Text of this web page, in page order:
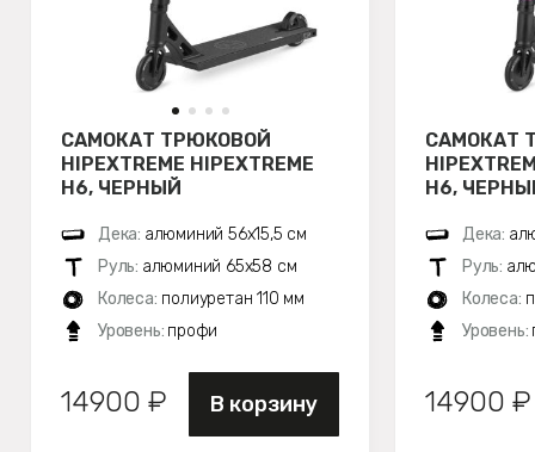
САМОКАТ ТРЮКОВОЙ
HIPEXTREME HIPEXTREME
H6, ЧЕРНЫЙ
Дека: алюминий 56х15,5 см
Руль: алюминий 65x58 см
Колеса: полиуретан 110 мм
Уровень: профи
14900 ₽ В корзину
САМОКАТ
H6,
Дека:
Руль:
Колеса:
Уровень:
14900 ₽